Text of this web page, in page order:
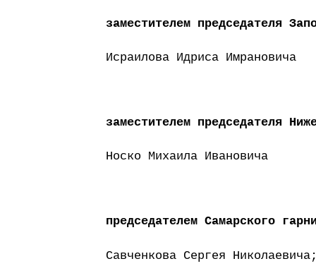
заместителем председателя
Исраилова Идриса Имрановича
заместителем председателя
Носко Михаила Ивановича
председателем Самарского
Савченкова Сергея